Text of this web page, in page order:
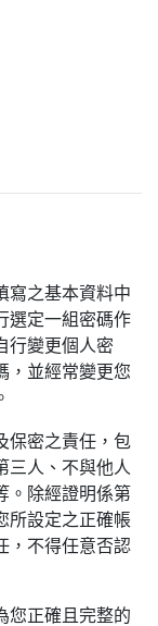
寫之基本資料中
選定一組密碼作
行變更個人密
，並經常變更您
保密之責任，包
三人、不與他人
。除經證明係第
所設定之正確帳
，不得任意否認
您正確且完整的